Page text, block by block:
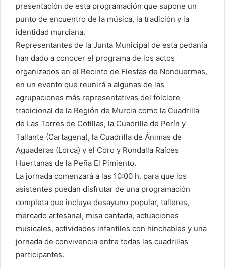
presentación de esta programación que supone un
punto de encuentro de la música, la tradición y la
identidad murciana.
Representantes de la Junta Municipal de esta pedanía
han dado a conocer el programa de los actos
organizados en el Recinto de Fiestas de Nonduermas,
en un evento que reunirá a algunas de las
agrupaciones más representativas del folclore
tradicional de la Región de Murcia como la Cuadrilla
de Las Torres de Cotillas, la Cuadrilla de Perín y
Tallante (Cartagena), la Cuadrilla de Ánimas de
Aguaderas (Lorca) y el Coro y Rondalla Raíces
Huertanas de la Peña El Pimiento.
La jornada comenzará a las 10:00 h. para que los
asistentes puedan disfrutar de una programación
completa que incluye desayuno popular, talleres,
mercado artesanal, misa cantada, actuaciones
musicales, actividades infantiles con hinchables y una
jornada de convivencia entre todas las cuadrillas
participantes.